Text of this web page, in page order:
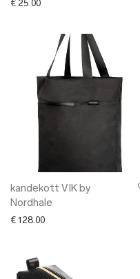
€ 25.00
kandekott VIK by
Nordhale
€ 128.00